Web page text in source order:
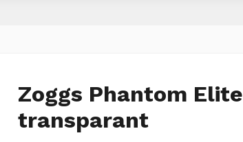
Zoggs Phantom Elite
transparant